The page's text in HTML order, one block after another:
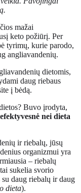
mažai
keto požiūrį. Per
tyrimų, kurie parodo,
angliavandenių.
dietomis,
daug riebaus
į bėdą.
Buvo įrodyta,
nei dieta
ir riebalų, jūsų
organizmui yra
– riebalų
sukelia svorio
daug riebalų ir daug
dieta).